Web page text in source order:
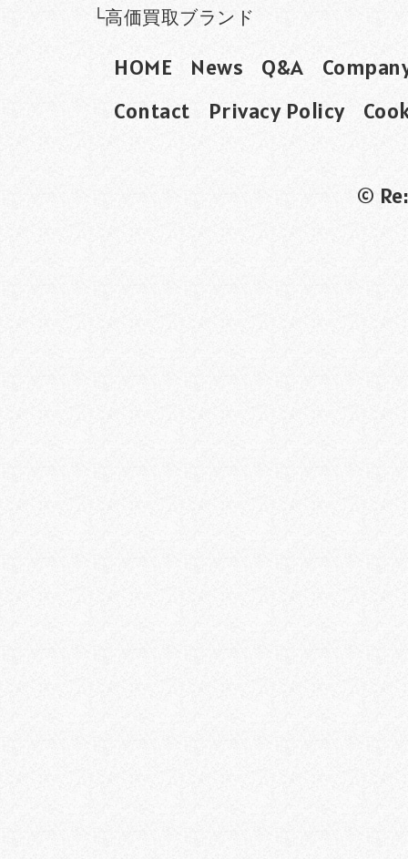
└高価買取ブランド
HOME News Q&A
Contact
Privacy Policy
©